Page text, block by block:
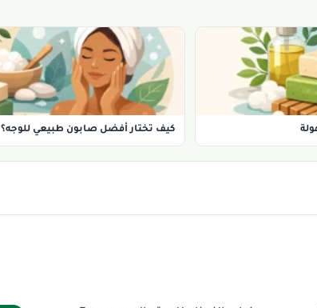
كيف تختار أفضل صابون طبيعي للوجه؟